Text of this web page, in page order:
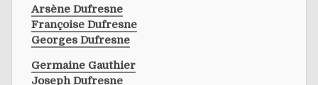
Arsène Dufresne
Françoise Dufresne
Georges Dufresne
Germaine Gauthier
Joseph Dufresne